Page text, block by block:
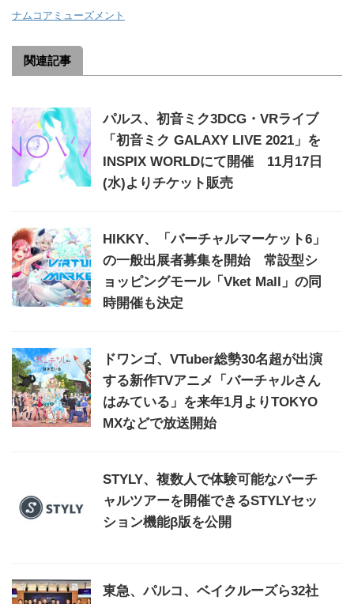
ナムコアミューズメント
関連記事
パルス、初音ミク3DCG・VRライブ
「初音ミク GALAXY LIVE 2021」を
INSPIX WORLDにて開催 11月17日
(水)よりチケット販売
HIKKY、「バーチャルマーケット6」
の一般出展者募集を開始 常設型シ
ョッピングモール「Vket Mall」の同
時開催も決定
ドワンゴ、VTuber総勢30名超が出演
する新作TVアニメ「バーチャルさん
はみている」を来年1月よりTOKYO
MXなどで放送開始
STYLY、複数人で体験可能なバーチ
ャルツアーを開催できるSTYLYセッ
ション機能β版を公開
東急、パルコ、ベイクルーズら32社